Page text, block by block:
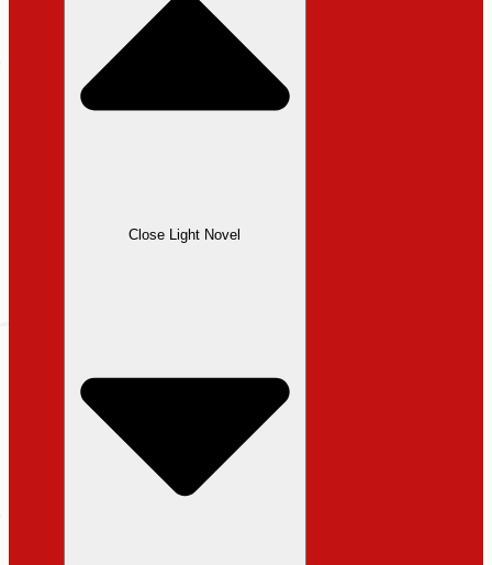
Close Light Novel